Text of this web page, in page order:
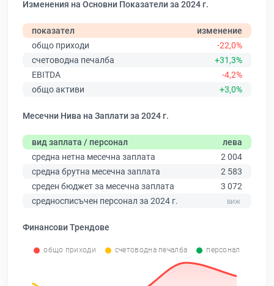
Изменения на Основни Показатели за 2024 г.
показател
изменение
общо приходи
-22,0%
счетоводна печалба
+31,3%
EBITDA
-4,2%
общо активи
+3,0%
Месечни Нива на Заплати за 2024 г.
вид заплата / персонал
лева
средна нетна месечна заплата
2 004
средна брутна месечна заплата
2 583
среден бюджет за месечна заплата
3 072
средносписъчен персонал за 2024 г.
Финансови Трендове
общо приходи счетоводна печалба персонал